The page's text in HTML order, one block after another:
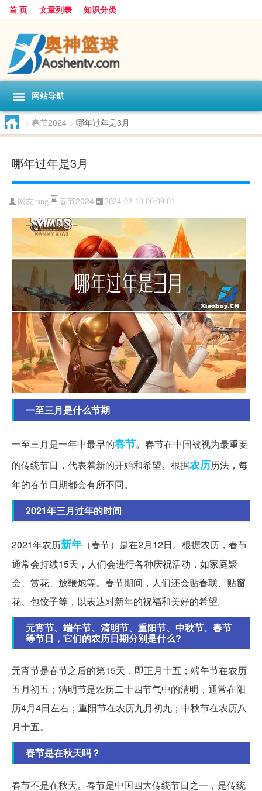
首 页 文章列表 知识分类
网站导航
> 春节2024 > 哪年过年是3月
哪年过年是3月
网友:nng 春节2024 2024-02-10 06:09:01
一至三月是什么节期
一至三月是一年中最早的春节。春节在中国被视为最重要
的传统节日，代表着新的开始和希望。根据农历历法，每
年的春节日期都会有所不同。
2021年三月过年的时间
2021年农历新年 （春节）是在2月12日。根据农历，春节
通常会持续15天，人们会进行各种庆祝活动，如家庭聚
会、赏花、放鞭炮等。春节期间，人们还会贴春联、贴窗
花、包饺子等，以表达对新年的祝福和美好的希望。
元宵节、端午节、清明节、重阳节、中秋节、春节
等节日，它们的农历日期分别是什么?
元宵节是春节之后的第15天，即正月十五；端午节在农历
五月初五；清明节是农历二十四节气中的清明，通常在阳
历4月4日左右；重阳节在农历九月初九；中秋节在农历八
月十五。
春节是在秋天吗？
春节不是在秋天。春节是中国四大传统节日之一，是传统